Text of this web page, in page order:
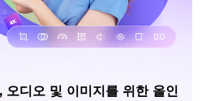
오디오 및 이미지를 위한 올인